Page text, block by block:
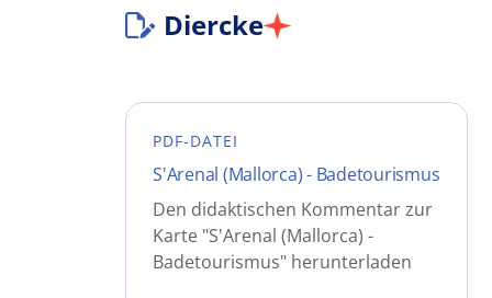
Diercke
PDF-DATEI
S'Arenal (Mallorca) - Badetourismus
Den didaktischen Kommentar zur
Karte "S'Arenal (Mallorca) -
Badetourismus" herunterladen